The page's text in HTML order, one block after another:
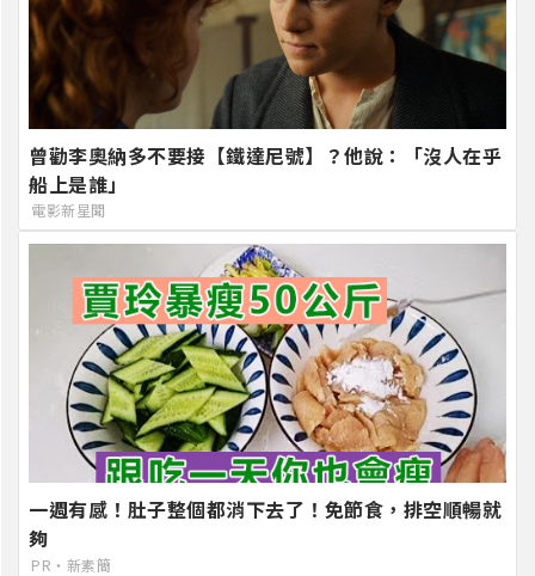
曾勸李奧納多不要接【鐵達尼號】？他說：「沒人在乎
船上是誰」
電影新星聞
一週有感！肚子整個都消下去了！免節食，排空順暢就
夠
PR・新素簡